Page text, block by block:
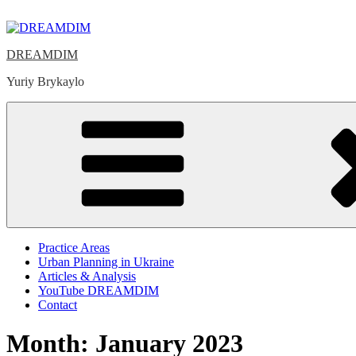
to
DREAMDIM
Yuriy Brykaylo
Practice Areas
Urban Planning in Ukraine
Articles & Analysis
YouTube DREAMDIM
Contact
Month: January 2023